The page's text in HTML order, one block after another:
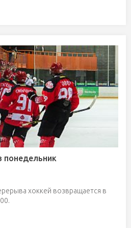
понедельник
хоккей возвращается в